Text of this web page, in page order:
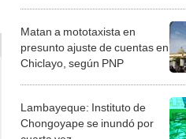
Matan a mototaxista en
presunto ajuste de cuentas en
Chiclayo, según PNP
Lambayeque: Instituto de
Chongoyape se inundó por